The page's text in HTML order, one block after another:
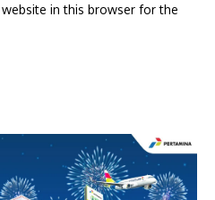
in this browser for the